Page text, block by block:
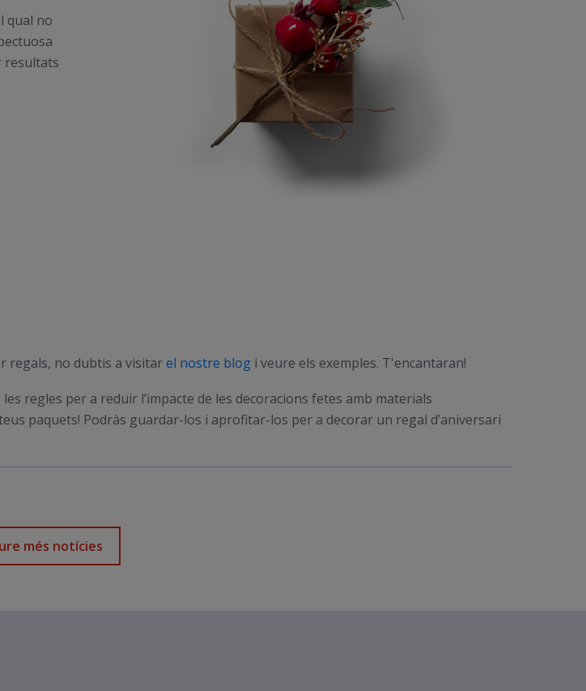
qual no
resultats
regals, no dubtis a visitarel nostre blog i veure els exemples. T'encantaran!
regles per a reduir l’impacte de les decoracions fetes amb materials
paquets! Podràs guardar-los i aprofitar-los per a decorar un regal d’aniversari
més notícies